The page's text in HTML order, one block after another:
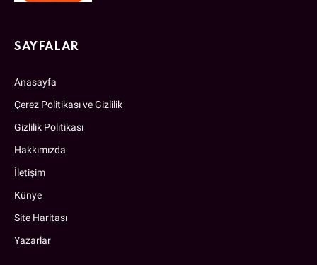
SAYFALAR
Anasayfa
Çerez Politikası ve Gizlilik
Gizlilik Politikası
Hakkımızda
İletişim
Künye
Site Haritası
Yazarlar